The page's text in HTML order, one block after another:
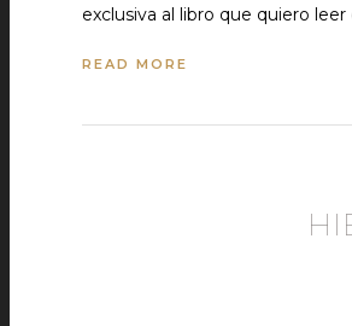
exclusiva al libro que quiero
READ MORE